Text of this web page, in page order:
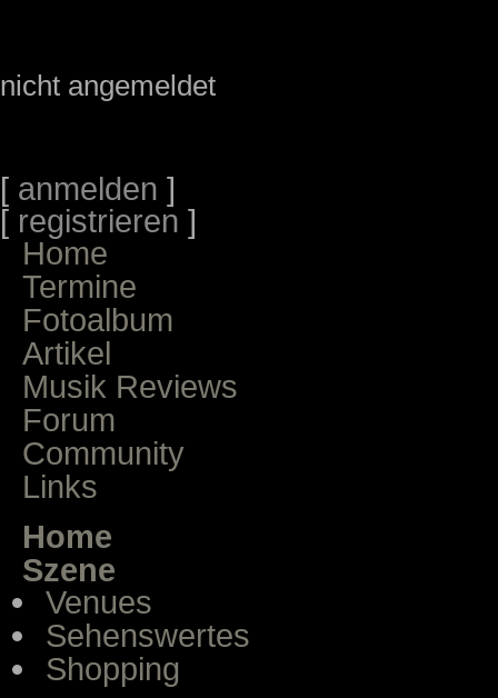
nicht angemeldet
[ anmelden ]
[ registrieren ]
Home
Termine
Fotoalbum
Artikel
Musik Reviews
Forum
Community
Links
Home
Szene
Venues
Sehenswertes
Shopping